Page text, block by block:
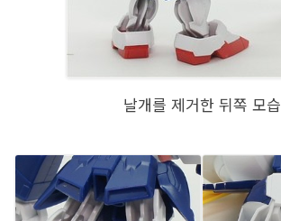
날개를 제거한 뒤쪽 모습